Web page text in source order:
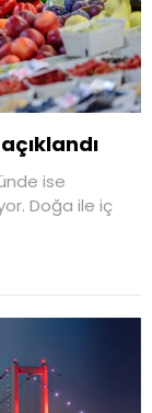
ise
Doğa ile iç